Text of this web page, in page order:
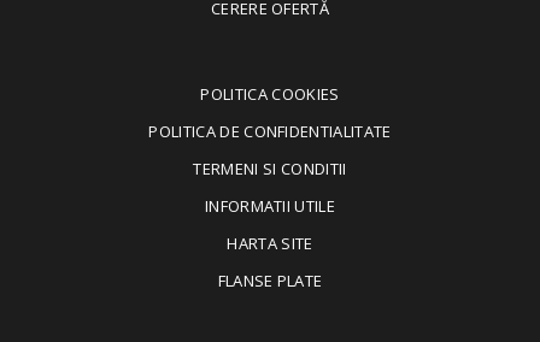
CERERE OFERTĂ
POLITICA COOKIES
POLITICA DE CONFIDENTIALITATE
TERMENI SI CONDITII
INFORMATII UTILE
HARTA SITE
FLANSE PLATE